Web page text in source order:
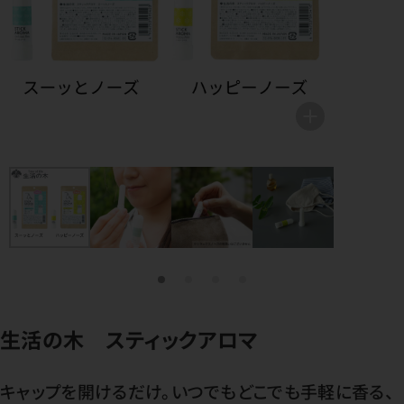
生活の木 スティックアロマ
キャップを開けるだけ。いつでもどこでも手軽に香る、